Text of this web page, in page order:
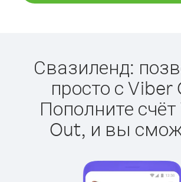
Свазиленд:
просто с Viber
Пополните
Out, и вы